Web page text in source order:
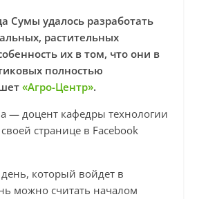
Сумы удалось разработать
растительных
их в том, что они в
полностью
«Агро-Центр».
— доцент кафедры технологии
странице в Facebook
который войдет в
можно считать началом